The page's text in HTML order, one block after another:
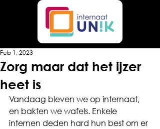
Zorg maar dat het ijzer
heet is
Feb 1, 2023
Vandaag bleven we op internaat,
en bakten we wafels. Enkele
internen deden hard hun best om er